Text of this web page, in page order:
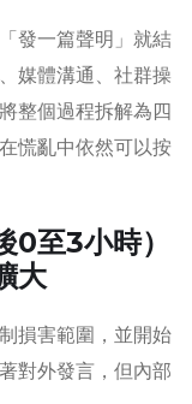
發一篇聲明」就結
媒體溝通、社群操
整個過程拆解為四
慌亂中依然可以按
0至3小時）
大
損害範圍，並開始
對外發言，但內部